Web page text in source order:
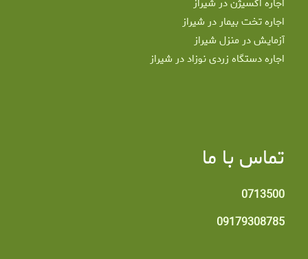
اجاره اکسیژن در شیراز
اجاره تخت بیمار در شیراز
آزمایش در منزل شیراز
اجاره دستگاه زردی نوزاد در شیراز
تماس با ما
0713500
09179308785